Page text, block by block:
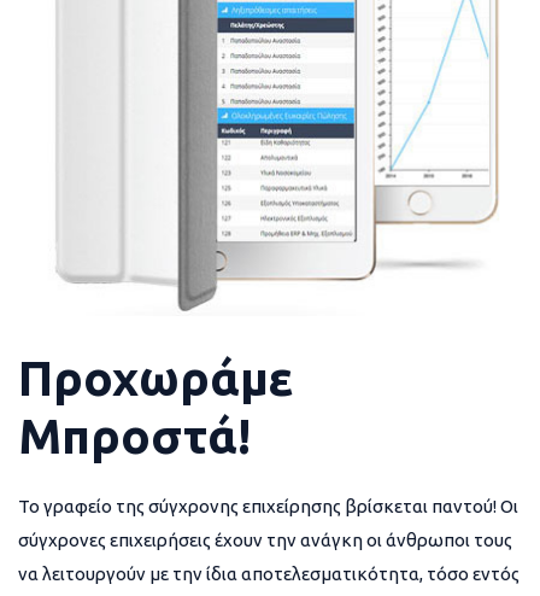
Προχωράμε
Μπροστά!
Το γραφείο της σύγχρονης επιχείρησης βρίσκεται παντού! Οι
σύγχρονες επιχειρήσεις έχουν την ανάγκη οι άνθρωποι τους
να λειτουργούν με την ίδια αποτελεσματικότητα, τόσο εντός